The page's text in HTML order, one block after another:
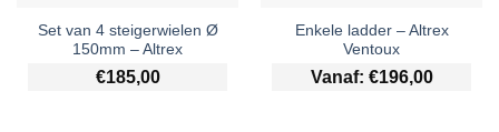
Set van 4 steigerwielen Ø
150mm – Altrex
€185,00
Enkele ladder – Altrex
Ventoux
Vanaf: €196,00